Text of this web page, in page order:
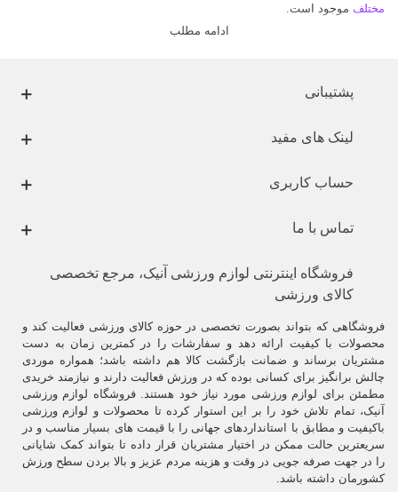
مختلف موجود است.
همچنین قیمت ها و برندهای مختلفی نیز در دسترس است. حالا با وجود این
در اینجا برای خرید بهترین
بهترین سایز برای دستکش بوکس
دستکش بوکسدر سایزهای مختلف ارائه می شود.
مردانه و زنانه و بچگانه دارند که مدل مردانه از همه ی آنها بزرگتر است.
اندازه‌ها از هم متفاوتند و از یک استاندارد خاص پیروی نمی‌کنند.
نکته مهم، راحتی و اندازه بودن آنهاست، چرا که در غیر این صورت خطرناک
خواهد بود.
اندازه ی آن طوری باید باشد که در زیر آن، به‌راحتی بتوانید نوار کشی دور
دست خود ببندید و فراموش نکنید که دستکش‌های چرمی بعد از یه مدت
استفاده، جا باز می‌کنند.
ادامه مطلب
پشتیبانی
لینک های مفید
حساب کاربری
تماس با ما
فروشگاه اینترنتی لوازم ورزشی آنیک، مرجع تخصصی
کالای ورزشی
فروشگاهی که بتواند بصورت تخصصی در حوزه کالای ورزشی فعالیت کند و
محصولات با کیفیت ارائه دهد و سفارشات را در کمترین زمان به دست
مشتریان برساند و ضمانت بازگشت کالا هم داشته باشد؛ همواره موردی
چالش برانگیز برای کسانی بوده که در ورزش فعالیت دارند و نیازمند خریدی
مطمئن برای لوازم ورزشی مورد نیاز خود هستند. فروشگاه لوازم ورزشی
آنیک، تمام تلاش خود را بر این استوار کرده تا محصولات و لوازم ورزشی
باکیفیت و مطابق با استانداردهای جهانی را با قیمت های بسیار مناسب و در
سریعترین حالت ممکن در اختیار مشتریان قرار داده تا بتواند کمک شایانی
را در جهت صرفه جویی در وقت و هزینه مردم عزیز و بالا بردن سطح ورزش
کشورمان داشته باشد.